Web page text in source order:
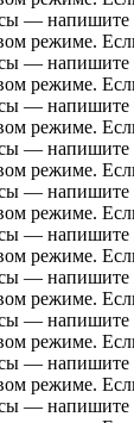
— напишите
режиме.
— напишите
режиме.
— напишите
режиме.
— напишите
режиме.
— напишите
режиме.
— напишите
режиме.
— напишите
режиме.
— напишите
режиме.
— напишите
режиме.
— напишите